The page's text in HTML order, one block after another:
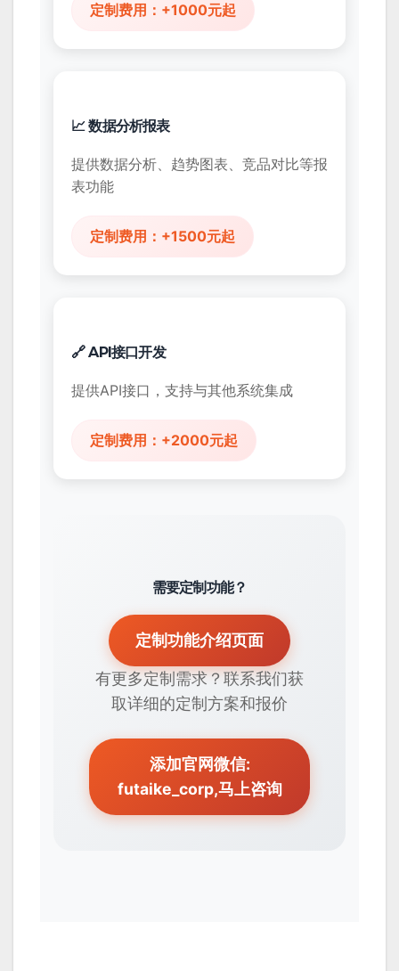
定制费用：+1000元起
📈 数据分析报表
提供数据分析、趋势图表、竞品对比等报
表功能
定制费用：+1500元起
🔗 API接口开发
提供API接口，支持与其他系统集成
定制费用：+2000元起
需要定制功能？
定制功能介绍页面
有更多定制需求？联系我们获
取详细的定制方案和报价
添加官网微信:
futaike_corp,马上咨询